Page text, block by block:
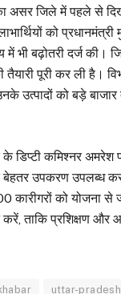
जिले में पहले से
को
भी बढ़ोतरी दर्ज की।
तैयारी पूरी कर ली है।
उत्पादों को बड़े
के डिप्टी कमिश्नर अमरेश
उपकरण उपलब्ध
कारीगरों को योजना से
ताकि प्रशिक्षण और
uttar-